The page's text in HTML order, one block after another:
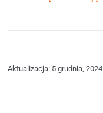
Aktualizacja: 5 grudnia, 2024